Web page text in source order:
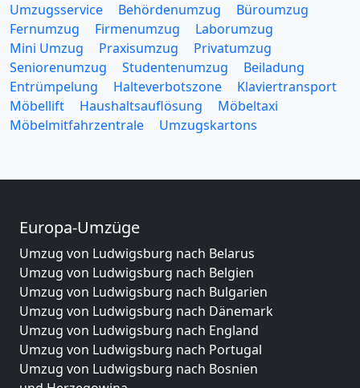
Umzugsservice Behördenumzug
Büroumzug
Fernumzug
Firmenumzug
Laborumzug
Mini Umzug
Praxisumzug
Privatumzug
Seniorenumzug
Studentenumzug
Beiladung
Entrümpelung
Halteverbotszone
Klaviertransport
Möbellift
Haushaltsauflösung
Möbeltaxi
Möbelmitfahrzentrale
Umzugskartons
Europa-Umzüge
Umzug von Ludwigsburg nach Belarus
Umzug von Ludwigsburg nach Belgien
Umzug von Ludwigsburg nach Bulgarien
Umzug von Ludwigsburg nach Dänemark
Umzug von Ludwigsburg nach England
Umzug von Ludwigsburg nach Portugal
Umzug von Ludwigsburg nach Bosnien